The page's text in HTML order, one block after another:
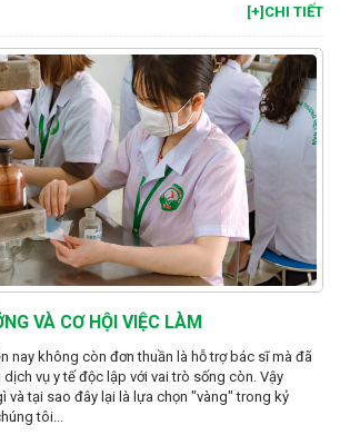
[+]CHI TIẾT
VÀ CƠ HỘI VIỆC LÀM
nay không còn đơn thuần là hỗ trợ bác sĩ mà đã
vụ y tế độc lập với vai trò sống còn. Vậy
và tại sao đây lại là lựa chọn "vàng" trong kỷ
tôi...